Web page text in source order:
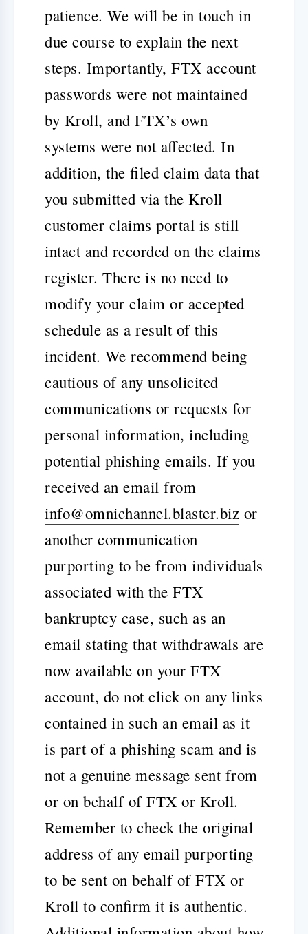
patience. We will be in touch in
due course to explain the next
steps. Importantly, FTX account
passwords were not maintained
by Kroll, and FTX’s own
systems were not affected. In
addition, the filed claim data that
you submitted via the Kroll
customer claims portal is still
intact and recorded on the claims
register. There is no need to
modify your claim or accepted
schedule as a result of this
incident. We recommend being
cautious of any unsolicited
communications or requests for
personal information, including
potential phishing emails. If you
received an email from
info@omnichannel.blaster.biz or
another communication
purporting to be from individuals
associated with the FTX
bankruptcy case, such as an
email stating that withdrawals are
now available on your FTX
account, do not click on any links
contained in such an email as it
is part of a phishing scam and is
not a genuine message sent from
or on behalf of FTX or Kroll.
Remember to check the original
address of any email purporting
to be sent on behalf of FTX or
Kroll to confirm it is authentic.